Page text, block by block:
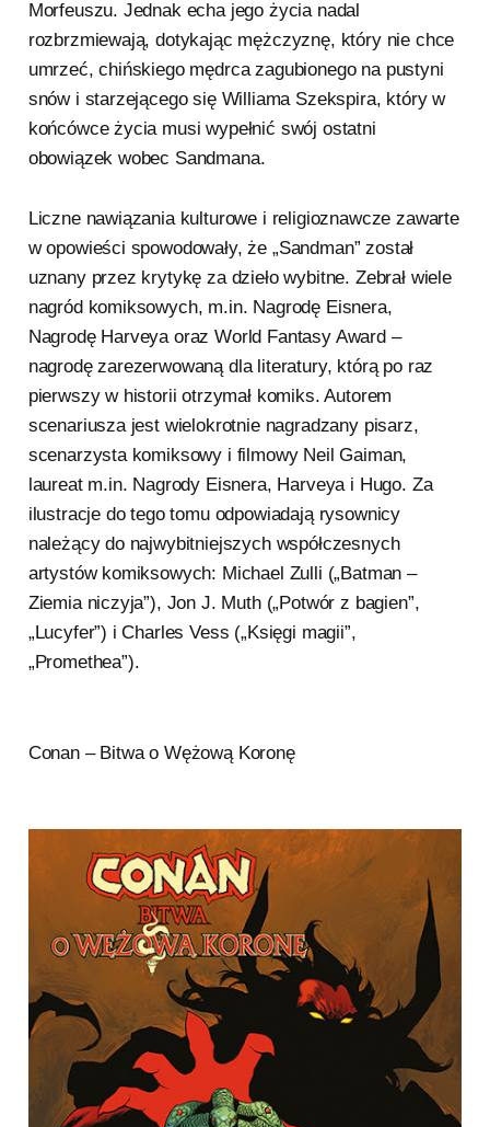
Morfeuszu. Jednak echa jego życia nadal
rozbrzmiewają, dotykając mężczyznę, który nie chce
umrzeć, chińskiego mędrca zagubionego na pustyni
snów i starzejącego się Williama Szekspira, który w
końcówce życia musi wypełnić swój ostatni
obowiązek wobec Sandmana.
Liczne nawiązania kulturowe i religioznawcze zawarte
w opowieści spowodowały, że „Sandman” został
uznany przez krytykę za dzieło wybitne. Zebrał wiele
nagród komiksowych, m.in. Nagrodę Eisnera,
Nagrodę Harveya oraz World Fantasy Award –
nagrodę zarezerwowaną dla literatury, którą po raz
pierwszy w historii otrzymał komiks. Autorem
scenariusza jest wielokrotnie nagradzany pisarz,
scenarzysta komiksowy i filmowy Neil Gaiman,
laureat m.in. Nagrody Eisnera, Harveya i Hugo. Za
ilustracje do tego tomu odpowiadają rysownicy
należący do najwybitniejszych współczesnych
artystów komiksowych: Michael Zulli („Batman –
Ziemia niczyja”), Jon J. Muth („Potwór z bagien”,
„Lucyfer”) i Charles Vess („Księgi magii”,
„Promethea”).
Conan – Bitwa o Wężową Koronę